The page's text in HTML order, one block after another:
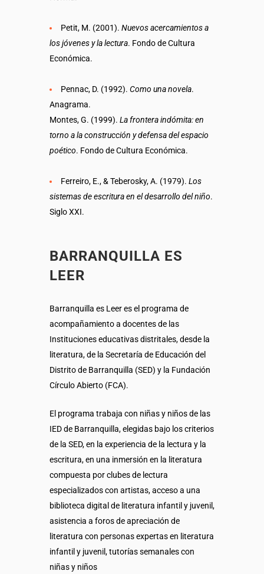
Petit, M. (2001). Nuevos acercamientos a
los jóvenes y la lectura. Fondo de Cultura
Económica.
Pennac, D. (1992). Como una novela.
Anagrama.
Montes, G. (1999). La frontera indómita: en
torno a la construcción y defensa del espacio
poético. Fondo de Cultura Económica.
Ferreiro, E., & Teberosky, A. (1979). Los
sistemas de escritura en el desarrollo del niño.
Siglo XXI.
BARRANQUILLA ES
LEER
Barranquilla es Leer es el programa de
acompañamiento a docentes de las
Instituciones educativas distritales, desde la
literatura, de la Secretaría de Educación del
Distrito de Barranquilla (SED) y la Fundación
Círculo Abierto (FCA).
El programa trabaja con niñas y niños de las
IED de Barranquilla, elegidas bajo los criterios
de la SED, en la experiencia de la lectura y la
escritura, en una inmersión en la literatura
compuesta por clubes de lectura
especializados con artistas, acceso a una
biblioteca digital de literatura infantil y juvenil,
asistencia a foros de apreciación de
literatura con personas expertas en literatura
infantil y juvenil, tutorías semanales con
niñas y niños